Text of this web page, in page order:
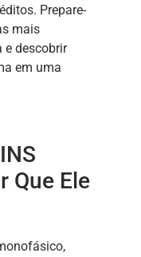
Prepare-
mais
e descobrir
em uma
Que Ele